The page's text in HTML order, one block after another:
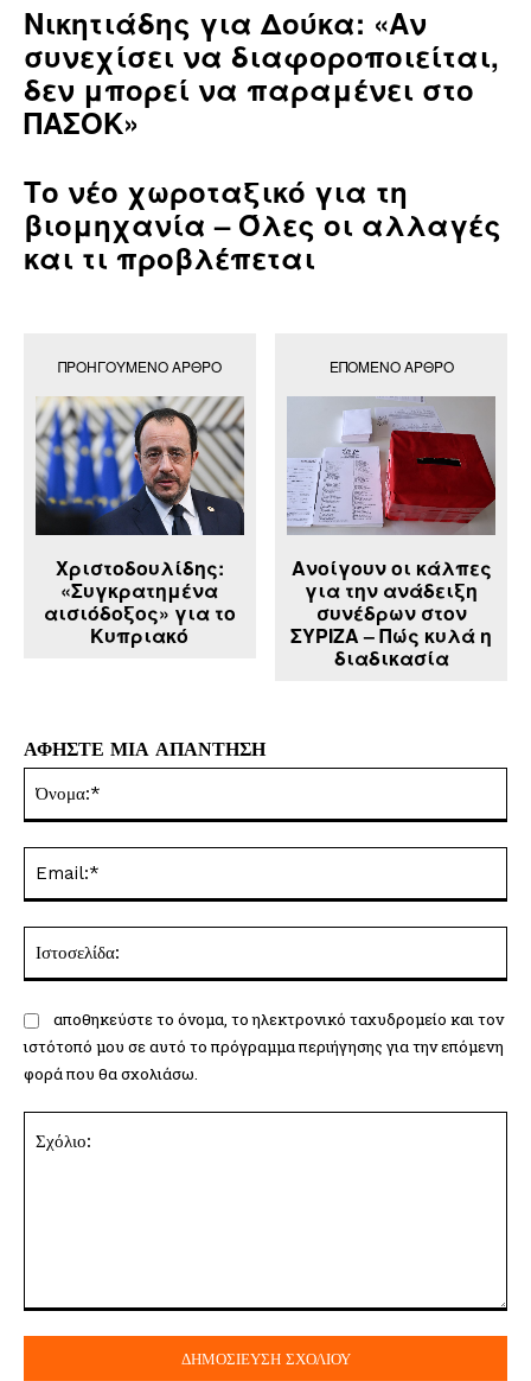
Νικητιάδης για Δούκα: «Αν
συνεχίσει να διαφοροποιείται,
δεν μπορεί να παραμένει στο
ΠΑΣΟΚ»
Το νέο χωροταξικό για τη
βιομηχανία – Όλες οι αλλαγές
και τι προβλέπεται
ΠΡΟΗΓΟΎΜΕΝΟ ΆΡΘΡΟ
Χριστοδουλίδης:
«Συγκρατημένα
αισιόδοξος» για το
Κυπριακό
ΕΠΌΜΕΝΟ ΆΡΘΡΟ
Ανοίγουν οι κάλπες
για την ανάδειξη
συνέδρων στον
ΣΥΡΙΖΑ – Πώς κυλά η
διαδικασία
ΑΦΗΣΤΕ ΜΙΑ ΑΠΑΝΤΗΣΗ
αποθηκεύστε το όνομα, το ηλεκτρονικό ταχυδρομείο και τον
ιστότοπό μου σε αυτό το πρόγραμμα περιήγησης για την επόμενη
φορά που θα σχολιάσω.